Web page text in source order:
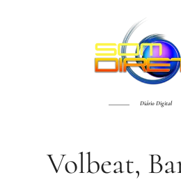
Diário Digital
Volbeat,